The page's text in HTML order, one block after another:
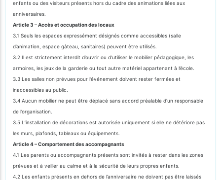
enfants ou des visiteurs présents hors du cadre des animations liées aux
anniversaires.
Article 3 – Accès et occupation des locaux
3.1 Seuls les espaces expressément désignés comme accessibles (salle
d’animation, espace gâteau, sanitaires) peuvent être utilisés.
3.2 Il est strictement interdit d’ouvrir ou d’utiliser le mobilier pédagogique, les
armoires, les jeux de la garderie ou tout autre matériel appartenant à l’école.
3.3 Les salles non prévues pour l’événement doivent rester fermées et
inaccessibles au public.
3.4 Aucun mobilier ne peut être déplacé sans accord préalable d’un responsable
de l’organisation.
3.5 L’installation de décorations est autorisée uniquement si elle ne détériore pas
les murs, plafonds, tableaux ou équipements.
Article 4 – Comportement des accompagnants
4.1 Les parents ou accompagnants présents sont invités à rester dans les zones
prévues et à veiller au calme et à la sécurité de leurs propres enfants.
4.2 Les enfants présents en dehors de l’anniversaire ne doivent pas être laissés